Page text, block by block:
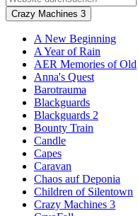
Crazy Machines 3
A New Beginning
A Year of Rain
AER Memories of Old
Anna's Quest
Barotrauma
Blackguards
Blackguards 2
Bounty Train
Candle
Capes
Caravan
Chaos auf Deponia
Children of Silentown
Crazy Machines 3